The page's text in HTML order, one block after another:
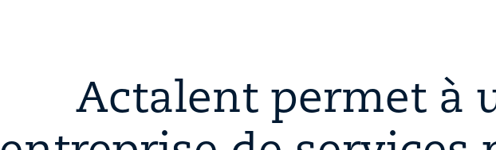
Actalent permet à